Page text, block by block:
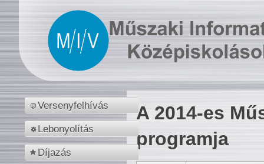
Versenyfelhívás
Lebonyolítás
Díjazás
A 2014-es
programja